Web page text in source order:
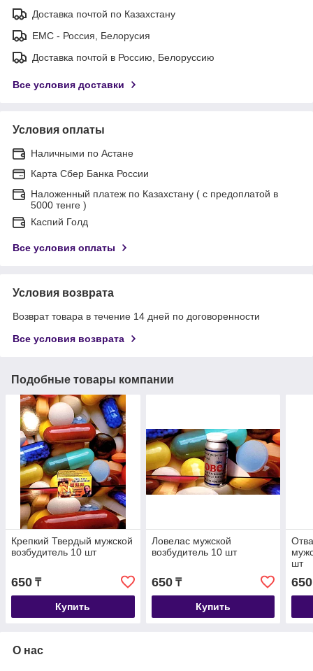
Доставка почтой по Казахстану
ЕМС - Россия, Белорусия
Доставка почтой в Россию, Белоруссию
Все условия доставки
Условия оплаты
Наличными по Астане
Карта Сбер Банка России
Наложенный платеж по Казахстану ( с предоплатой в
5000 тенге )
Каспий Голд
Все условия оплаты
Условия возврата
Возврат товара в течение 14 дней по договоренности
Все условия возврата
Подобные товары компании
Крепкий Твердый мужской
возбудитель 10 шт
650 ₸
Купить
Ловелас мужской
возбудитель 10 шт
650₸
Купить
шт
650
О нас